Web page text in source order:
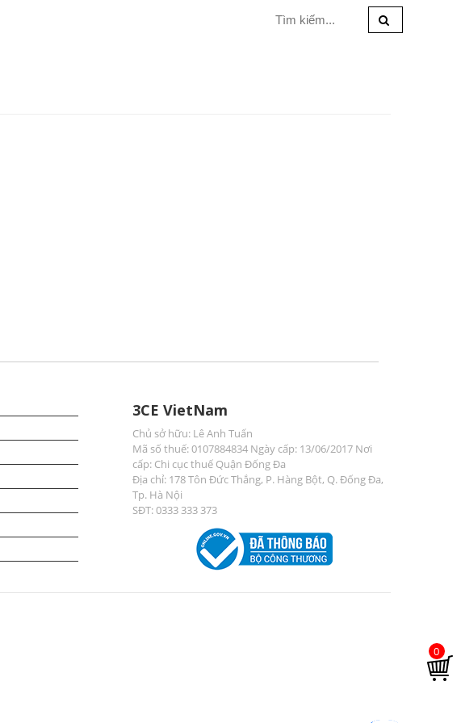
3CE VietNam
Chủ sở hữu: Lê Anh Tuấn
Mã số thuế: 0107884834 Ngày cấp: 13/06/2017 Nơi
cấp: Chi cục thuế Quận Đống Đa
Địa chỉ: 178 Tôn Đức Thắng, P. Hàng Bột, Q. Đống Đa,
Tp. Hà Nội
SĐT: 0333 333 373
0